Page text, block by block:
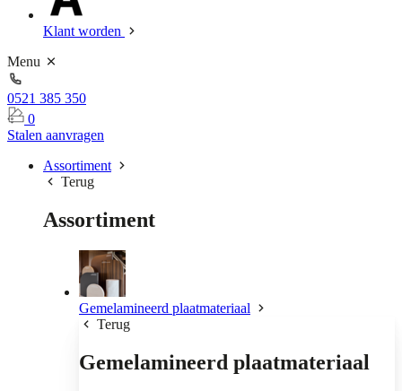
Klant worden
Menu
0521 385 350
0
Stalen aanvragen
Assortiment
Terug
Assortiment
Gemelamineerd plaatmateriaal
Terug
Gemelamineerd plaatmateriaal